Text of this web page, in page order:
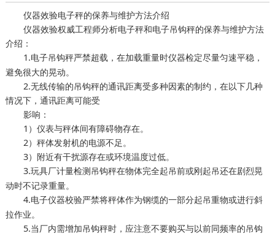
仪器效验电子秤的保养与维护方法介绍
仪器效验权威工程师分析电子秤和电子吊钩秤的保养与维护方法
介绍：
1.电子吊钩秤严禁超载，在加载重量时仪器检定尽量匀速平稳，
避免很大的晃动。
2.无线传输的吊钩秤的通讯距离受多种因素的制约，在以下几种
情况下，通讯距离可能受
影响：
1）仪表与秤体间有障碍物存在。
2）秤体发射机的电源不足。
3）附近有干扰源存在或环境温度过低。
3.玩具厂计量检测 吊钩秤在物体完全起吊前或刚起吊还在剧烈晃
动时不记录重量。
4.电子仪器校验严禁将秤体作为钢缆的一部分起吊重物或进行斜
拉作业。
5.当厂内需增加吊钩秤时，应注意不要购买与以前同频率的吊钩